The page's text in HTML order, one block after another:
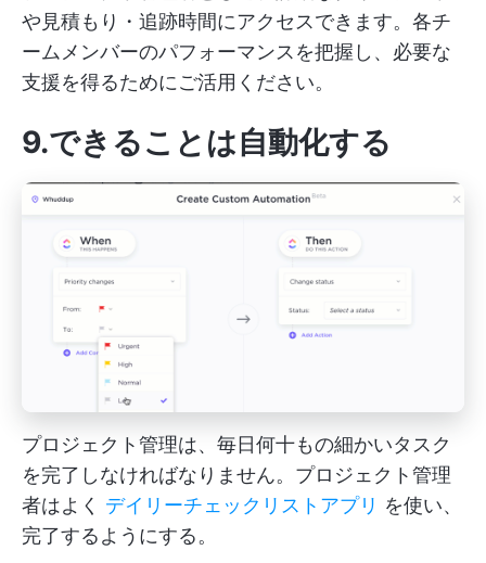
や見積もり・追跡時間にアクセスできます。各チ
ームメンバーのパフォーマンスを把握し、必要な
支援を得るためにご活用ください。
9.できることは自動化する
プロジェクト管理は、毎日何十もの細かいタスク
を完了しなければなりません。プロジェクト管理
者はよく デイリーチェックリストアプリ を使い、
完了するようにする。